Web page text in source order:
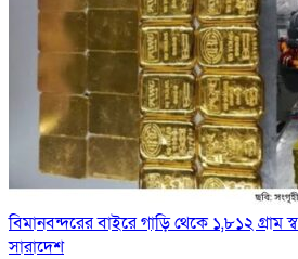
বিমানবন্দরের বাইরে গাড়ি থেকে ১,৮১২ গ্রাম
সারাদেশ